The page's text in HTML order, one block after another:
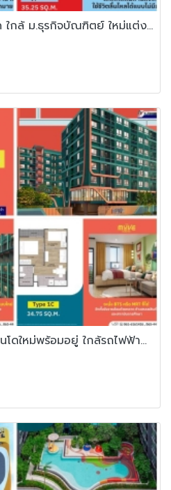
Vay Chinnakhet คอนโด ใกล้ ม.ธุรกิจบัณฑิตย์ ใหม่แต่งครบพร้อมอยู่
The MUVE Bangwa คอนโดใหม่พร้อมอยู่ ใกล้รถไฟฟ้าบางหว้า ใกล้ ม.สยาม